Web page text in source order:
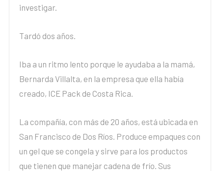
investigar.
Tardó dos años.
Iba a un ritmo lento porque le ayudaba a la mamá,
Bernarda Villalta, en la empresa que ella había
creado, ICE Pack de Costa Rica.
La compañía, con más de 20 años, está ubicada en
San Francisco de Dos Ríos. Produce empaques con
un gel que se congela y sirve para los productos
que tienen que manejar cadena de frío. Sus